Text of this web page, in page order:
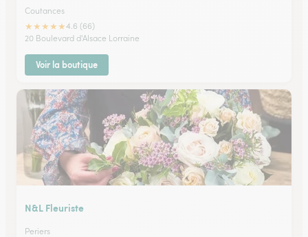
Coutances
★★★★★4.6 (66)
20 Boulevard d'Alsace Lorraine
Voir la boutique
N&L Fleuriste
Periers